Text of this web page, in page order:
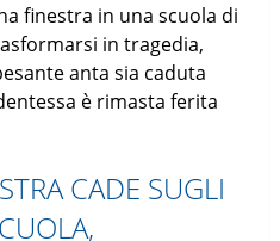
finestra in una scuola di
in tragedia,
anta sia caduta
è rimasta ferita
CADE SUGLI